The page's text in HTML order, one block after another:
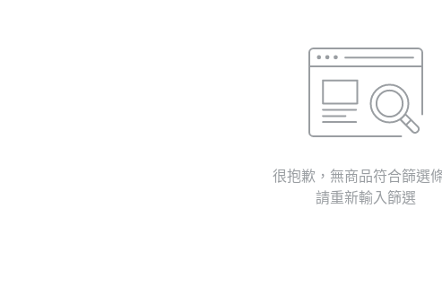
很抱歉，無商品符合篩選
請重新輸入篩選